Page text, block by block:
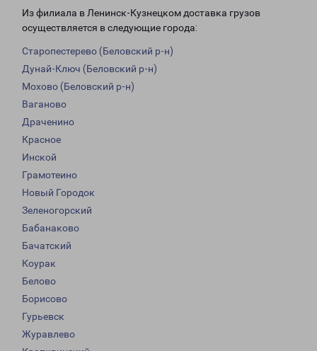
Из филиала в Ленинск-Кузнецком доставка грузов
осуществляется в следующие города:
Старопестерево (Беловский р-н)
Дунай-Ключ (Беловский р-н)
Мохово (Беловский р-н)
Ваганово
Драченино
Красное
Инской
Грамотеино
Новый Городок
Зеленогорский
Бабанаково
Бачатский
Коурак
Белово
Борисово
Гурьевск
Журавлево